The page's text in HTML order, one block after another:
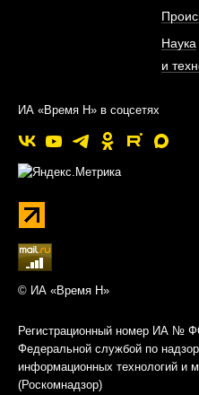
Наука
и
ИА «Время Н» в соцсетях
© ИА «Время Н»
Регистрационный номер ИА №
Федеральной службой по
информационных технологий и
(Роскомнадзор)